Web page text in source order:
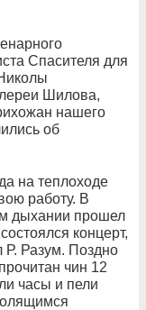
Спасителя для
Шилова,
нашего
об
на теплоходе
работу. В
дыхании прошел
концерт,
Р. Разум. Поздно
чин 12
часы и пели